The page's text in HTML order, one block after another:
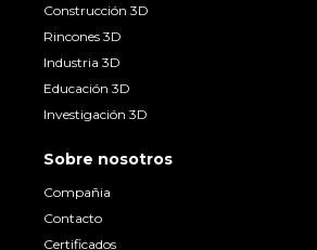
Construcción 3D
Rincones 3D
Industria 3D
Educación 3D
Investigación 3D
Sobre nosotros
Compañia
Contacto
Certificados